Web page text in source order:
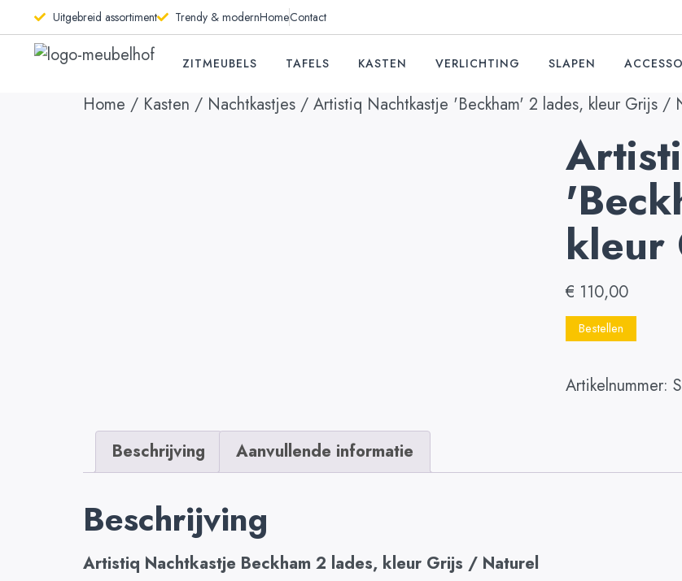
Uitgebreid assortiment Trendy & modernHomeContact
ZITMEUBELS TAFELS KASTEN VERLICHTING SLAPEN
Home / Kasten / Nachtkastjes / Artistiq Nachtkastje 'Beckham' 2 lades, kleur Grijs /
kleur
€ 110,00
Bestellen
Artikelnummer:
Beschrijving Aanvullende informatie
Beschrijving
Artistiq Nachtkastje Beckham 2 lades, kleur Grijs / Naturel